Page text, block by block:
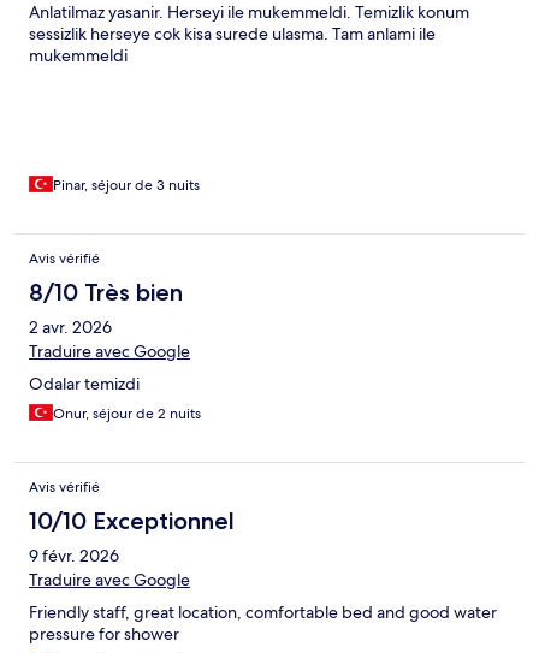
Anlatilmaz yasanir. Herseyi ile mukemmeldi. Temizlik konum
sessizlik herseye cok kisa surede ulasma. Tam anlami ile
mukemmeldi
Pinar, séjour de 3 nuits
Avis vérifié
8/10 Très bien
2 avr. 2026
Traduire avec Google
Odalar temizdi
Onur, séjour de 2 nuits
Avis vérifié
10/10 Exceptionnel
9 févr. 2026
Traduire avec Google
Friendly staff, great location, comfortable bed and good water
pressure for shower